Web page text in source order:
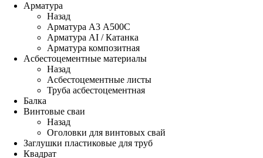
Арматура
Назад
Арматура А3 А500С
Арматура АI / Катанка
Арматура композитная
Асбестоцементные материалы
Назад
Асбестоцементные листы
Труба асбестоцементная
Балка
Винтовые сваи
Назад
Оголовки для винтовых свай
Заглушки пластиковые для труб
Квадрат